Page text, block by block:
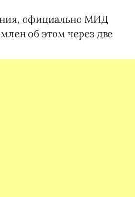
официально МИД
об этом через две